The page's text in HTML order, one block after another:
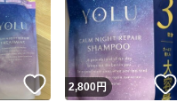
安心発送
いいね！
2,800円